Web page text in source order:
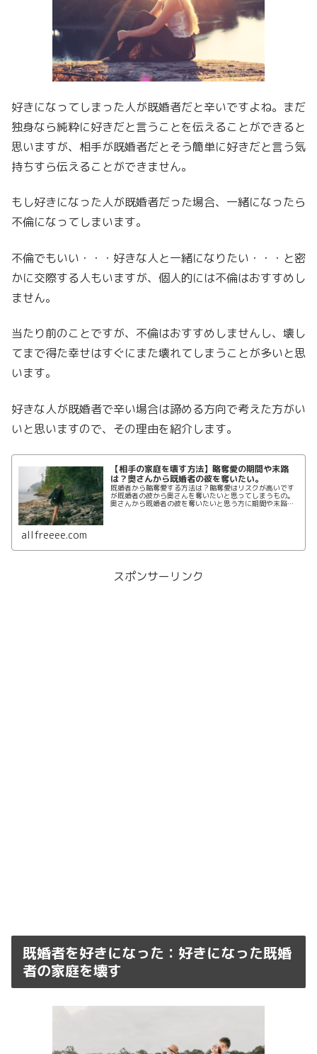
好きになってしまった人が既婚者だと辛いですよね。まだ
独身なら純粋に好きだと言うことを伝えることができると
思いますが、相手が既婚者だとそう簡単に好きだと言う気
持ちすら伝えることができません。
もし好きになった人が既婚者だった場合、一緒になったら
不倫になってしまいます。
不倫でもいい・・・好きな人と一緒になりたい・・・と密
かに交際する人もいますが、個人的には不倫はおすすめし
ません。
当たり前のことですが、不倫はおすすめしませんし、壊し
てまで得た幸せはすぐにまた壊れてしまうことが多いと思
います。
好きな人が既婚者で辛い場合は諦める方向で考えた方がい
いと思いますので、その理由を紹介します。
【相手の家庭を壊す方法】略奪愛の期間や末路
は？奥さんから既婚者の彼を奪いたい。
既婚者から略奪愛する方法は？略奪愛はリスクが高いです
が既婚者の彼から奥さんを奪いたいと思ってしまうもの。
奥さんから既婚者の彼を奪いたいと思う方に期間や末路に
allfreeee.com
スポンサーリンク
既婚者を好きになった：好きになった既婚
者の家庭を壊す